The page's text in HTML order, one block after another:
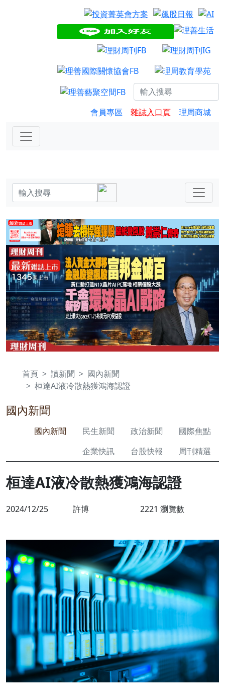
會員專區 雜誌入口頁 理周商城
首頁 讀新聞
國內新聞
桓達AI液冷散熱獲鴻海認證
國內新聞
國內新聞 民生新聞 政治新聞
國際焦點
企業快訊
台股快報 周刊精選
桓達AI液冷散熱獲鴻海認證
2024/12/25 許博 2221 瀏覽數